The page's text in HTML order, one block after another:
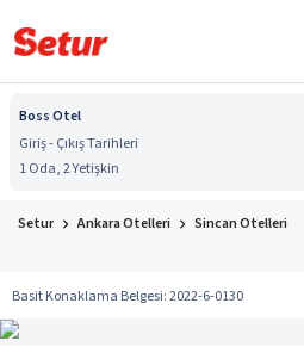
Boss Otel
Giriş - Çıkış Tarihleri
1 Oda, 2 Yetişkin
Setur Ankara Otelleri Sincan Otelleri
Basit Konaklama Belgesi:2022-6-0130